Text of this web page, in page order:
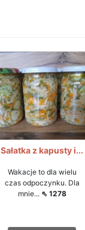
Sałatka z kapusty i...
Wakacje to dla wielu
czas odpoczynku. Dla
mnie... ⇖ 1278